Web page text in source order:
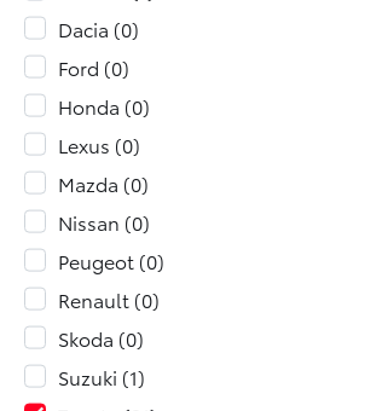
Dacia 0
Ford 0
Honda 0
Lexus 0
Mazda 0
Nissan 0
Peugeot 0
Renault 0
Skoda 0
Suzuki 1